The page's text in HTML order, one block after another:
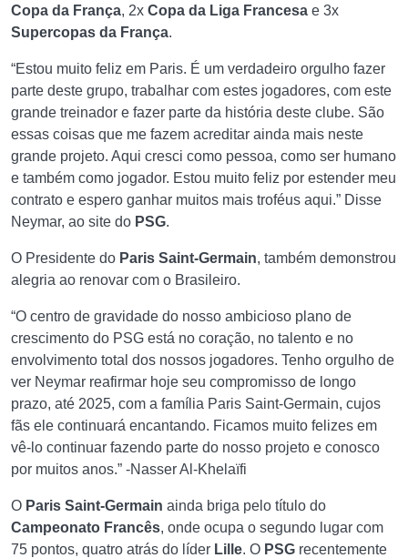
Copa da França, 2x Copa da Liga Francesa e 3x
Supercopas da França.
“Estou muito feliz em Paris. É um verdadeiro orgulho fazer
parte deste grupo, trabalhar com estes jogadores, com este
grande treinador e fazer parte da história deste clube. São
essas coisas que me fazem acreditar ainda mais neste
grande projeto. Aqui cresci como pessoa, como ser humano
e também como jogador. Estou muito feliz por estender meu
contrato e espero ganhar muitos mais troféus aqui.” Disse
Neymar, ao site do PSG.
O Presidente do Paris Saint-Germain, também demonstrou
alegria ao renovar com o Brasileiro.
“O centro de gravidade do nosso ambicioso plano de
crescimento do PSG está no coração, no talento e no
envolvimento total dos nossos jogadores. Tenho orgulho de
ver Neymar reafirmar hoje seu compromisso de longo
prazo, até 2025, com a família Paris Saint-Germain, cujos
fãs ele continuará encantando. Ficamos muito felizes em
vê-lo continuar fazendo parte do nosso projeto e conosco
por muitos anos.” -Nasser Al-Khelaïfi
O Paris Saint-Germain ainda briga pelo título do
Campeonato Francês, onde ocupa o segundo lugar com
75 pontos, quatro atrás do líder Lille. O PSG recentemente